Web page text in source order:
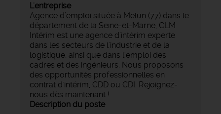
L'entreprise
Agence d’emploi située à Melun (77) dans le
département de la Seine-et-Marne, CLM
Intérim est une agence d’intérim experte
dans les secteurs de l'industrie et de la
logistique, ainsi que dans l'emploi des
cadres et des ingénieurs. Nous proposons
des opportunités professionnelles en
contrat d'intérim, CDD ou CDI. Rejoignez-
nous dès maintenant !
Description du poste